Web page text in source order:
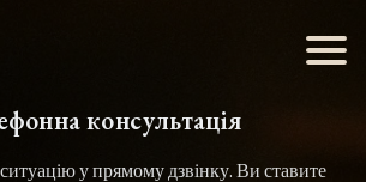
консультація
у прямому дзвінку. Ви ставите